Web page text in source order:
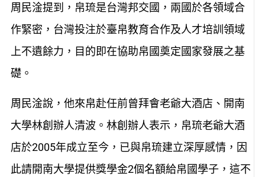
周民淦提到，帛琉是台灣邦交國，兩國於各領域合
作緊密，台灣投注於臺帛教育合作及人才培訓領域
上不遺餘力，目的即在協助帛國奠定國家發展之基
礎。
周民淦說，他來帛赴任前曾拜會老爺大酒店、開南
大學林創辦人清波。林創辦人表示，帛琉老爺大酒
店於2005年成立至今，已與帛琉建立深厚感情，因
此請開南大學提供獎學金2個名額給帛國學子，這不